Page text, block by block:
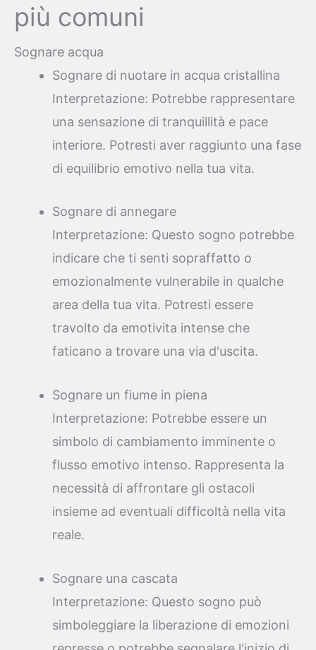
più comuni
Sognare acqua
Sognare di nuotare in acqua cristallina
Interpretazione: Potrebbe rappresentare
una sensazione di tranquillità e pace
interiore. Potresti aver raggiunto una fase
di equilibrio emotivo nella tua vita.
Sognare di annegare
Interpretazione: Questo sogno potrebbe
indicare che ti senti sopraffatto o
emozionalmente vulnerabile in qualche
area della tua vita. Potresti essere
travolto da emotivita intense che
faticano a trovare una via d'uscita.
Sognare un fiume in piena
Interpretazione: Potrebbe essere un
simbolo di cambiamento imminente o
flusso emotivo intenso. Rappresenta la
necessità di affrontare gli ostacoli
insieme ad eventuali difficoltà nella vita
reale.
Sognare una cascata
Interpretazione: Questo sogno può
simboleggiare la liberazione di emozioni